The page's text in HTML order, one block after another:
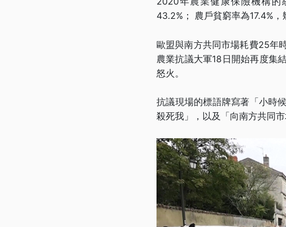
43.2%； 農戶貧窮率為17.4%，
歐盟與南方共同市場耗費25年
農業抗議大軍18日開始再度集
怒火。
抗議現場的標語牌寫著「小時
殺死我」，以及「向南方共同市